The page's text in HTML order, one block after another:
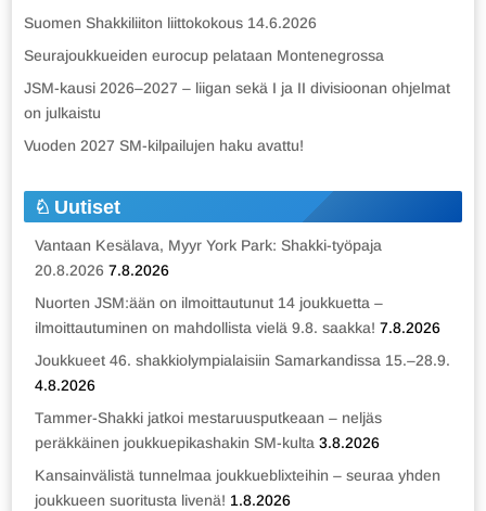
Suomen Shakkiliiton liittokokous 14.6.2026
Seurajoukkueiden eurocup pelataan Montenegrossa
JSM-kausi 2026–2027 – liigan sekä I ja II divisioonan ohjelmat
on julkaistu
Vuoden 2027 SM-kilpailujen haku avattu!
Uutiset
Vantaan Kesälava, Myyr York Park: Shakki-työpaja
20.8.2026 7.8.2026
Nuorten JSM:ään on ilmoittautunut 14 joukkuetta –
ilmoittautuminen on mahdollista vielä 9.8. saakka! 7.8.2026
Joukkueet 46. shakkiolympialaisiin Samarkandissa 15.–28.9.
4.8.2026
Tammer-Shakki jatkoi mestaruusputkeaan – neljäs
peräkkäinen joukkuepikashakin SM-kulta 3.8.2026
Kansainvälistä tunnelmaa joukkueblixteihin – seuraa yhden
joukkueen suoritusta livenä! 1.8.2026